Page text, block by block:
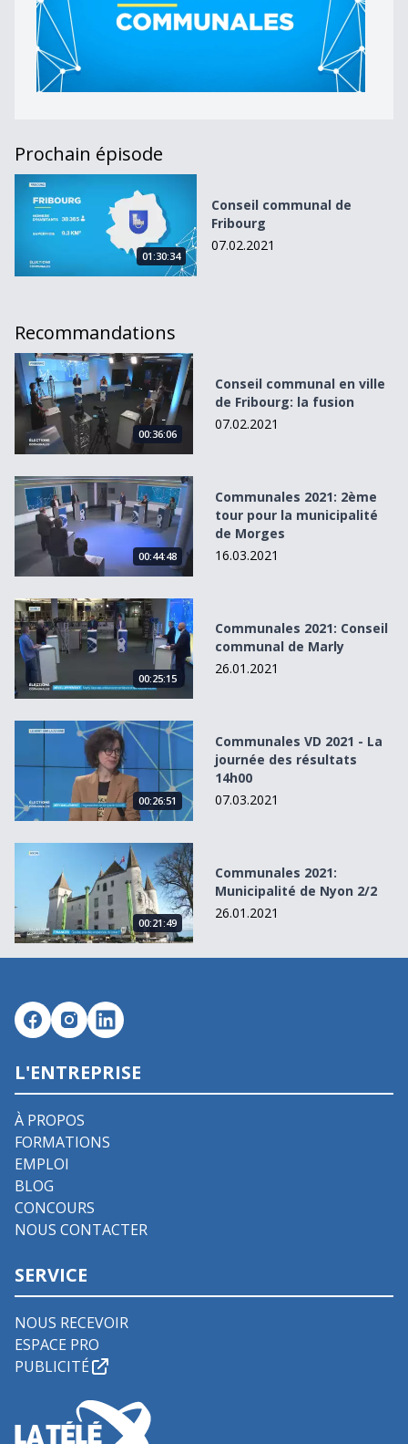
Prochain épisode
Conseil communal de Fribourg
01:30:34
Conseil communal de
Fribourg
07.02.2021
Recommandations
Conseil communal en ville de Fribourg: la fusion
00:36:06
Conseil communal en ville
de Fribourg: la fusion
07.02.2021
Communales 2021: 2ème tour pour la municipalité de
00:44:48
Communales 2021: 2ème
tour pour la municipalité
de Morges
16.03.2021
Communales 2021: Conseil communal de Marly
00:25:15
Communales 2021: Conseil
communal de Marly
26.01.2021
Communales VD 2021 - La journée des résultats 14h00
00:26:51
Communales VD 2021 - La
journée des résultats
14h00
07.03.2021
Communales 2021: Municipalité de Nyon 2/2
00:21:49
Communales 2021:
Municipalité de Nyon 2/2
26.01.2021
L'ENTREPRISE
À PROPOS
FORMATIONS
EMPLOI
BLOG
CONCOURS
NOUS CONTACTER
SERVICE
NOUS RECEVOIR
ESPACE PRO
PUBLICITÉ